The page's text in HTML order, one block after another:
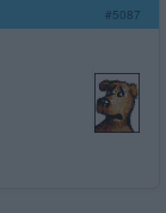
#5087